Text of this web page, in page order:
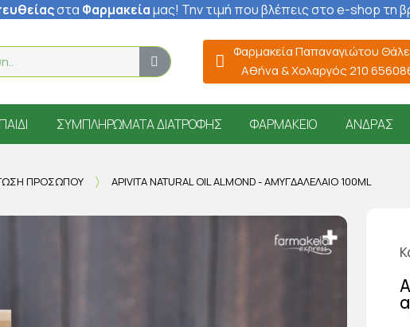
στα Φαρμακείαμας! Την τιμή που βλέπεις στο e-shop τη
Φαρμακεία Παπαναγιώτου
Αθήνα & Χολαργός 210
ΣΥΜΠΛΗΡΏΜΑΤΑ ΔΙΑΤΡΟΦΉΣ ΦΑΡΜΑΚΕΊΟ ΆΝΔΡΑΣ
ΠΡΟΣΏΠΟΥ APIVITA NATURAL OIL ALMOND - ΑΜΥΓΔΑΛΈΛΑΙΟ 100ML